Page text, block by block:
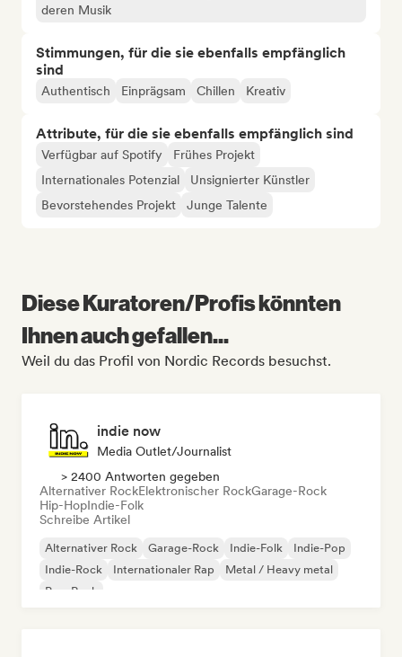
deren Musik
Stimmungen, für die sie ebenfalls empfänglich
sind
Authentisch Einprägsam Chillen Kreativ
Attribute, für die sie ebenfalls empfänglich sind
Verfügbar auf Spotify
Frühes Projekt
Internationales Potenzial
Unsignierter Künstler
Bevorstehendes Projekt
Junge Talente
Diese Kuratoren/Profis könnten
Ihnen auch gefallen...
Weil du das Profil von Nordic Records besuchst.
indie now
Media Outlet/Journalist
> 2400 Antworten gegeben
Alternativer RockElektronischer RockGarage-Rock
Hip-HopIndie-Folk
Schreibe Artikel
Alternativer Rock Garage-Rock Indie-Folk
Indie-Pop
Indie-Rock
Internationaler Rap
Metal / Heavy metal
Pop-Rock